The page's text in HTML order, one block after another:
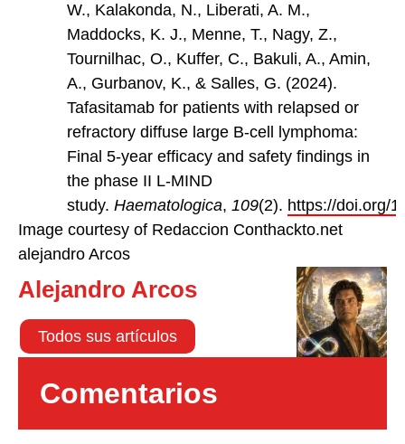
W., Kalakonda, N., Liberati, A. M.,
Maddocks, K. J., Menne, T., Nagy, Z.,
Tournilhac, O., Kuffer, C., Bakuli, A., Amin,
A., Gurbanov, K., & Salles, G. (2024).
Tafasitamab for patients with relapsed or
refractory diffuse large B-cell lymphoma:
Final 5-year efficacy and safety findings in
the phase II L-MIND
study. Haematologica, 109(2). https://doi.org/
Image courtesy of Redaccion Conthackto.net
alejandro Arcos
Alejandro Arcos
Todos sus artículos
Comentarios